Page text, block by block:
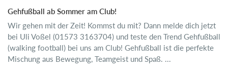
Gehfußball ab Sommer am Club!
Wir gehen mit der Zeit! Kommst du mit? Dann melde dich jetzt
bei Uli Voßel (01573 3163704) und teste den Trend Gehfußball
(walking football) bei uns am Club! Gehfußball ist die perfekte
Mischung aus Bewegung, Teamgeist und Spaß. ...